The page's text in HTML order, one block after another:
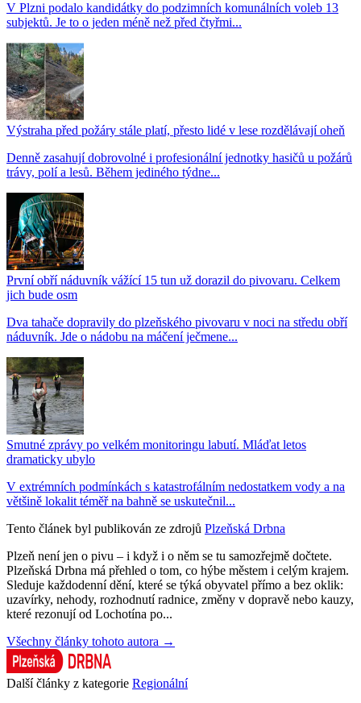
V Plzni podalo kandidátky do podzimních komunálních voleb 13
subjektů. Je to o jeden méně než před čtyřmi...
Výstraha před požáry stále platí, přesto lidé v lese rozdělávají oheň
Denně zasahují dobrovolné i profesionální jednotky hasičů u požárů
trávy, polí a lesů. Během jediného týdne...
První obří náduvník vážící 15 tun už dorazil do pivovaru. Celkem
jich bude osm
Dva tahače dopravily do plzeňského pivovaru v noci na středu obří
náduvník. Jde o nádobu na máčení ječmene...
Smutné zprávy po velkém monitoringu labutí. Mláďat letos
dramaticky ubylo
V extrémních podmínkách s katastrofálním nedostatkem vody a na
většině lokalit téměř na bahně se uskutečnil...
Tento článek byl publikován ze zdrojů Plzeňská Drbna
Plzeň není jen o pivu – i když i o něm se tu samozřejmě dočtete.
Plzeňská Drbna má přehled o tom, co hýbe městem i celým krajem.
Sleduje každodenní dění, které se týká obyvatel přímo a bez oklik:
uzavírky, nehody, rozhodnutí radnice, změny v dopravě nebo kauzy,
které rezonují od Lochotína po...
Všechny články tohoto autora →
Další články z kategorie Regionální